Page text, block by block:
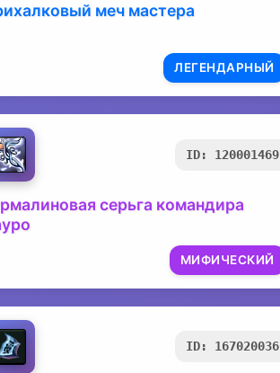
меч мастера
ЛЕГЕНДАРНЫЙ
ID: 120001469
серьга командира
МИФИЧЕСКИЙ
ID: 167020036